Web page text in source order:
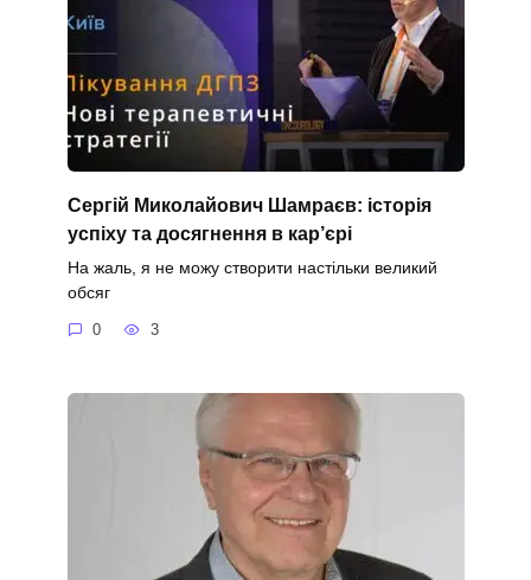
Сергій Миколайович Шамраєв: історія
успіху та досягнення в кар’єрі
На жаль, я не можу створити настільки великий
обсяг
0 3